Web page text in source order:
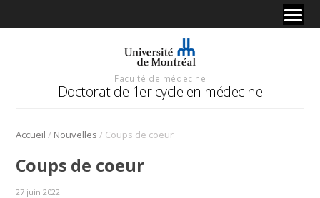
Faculté de médecine
Doctorat de 1er cycle en médecine
Accueil / Nouvelles / Coups de coeur
Coups de coeur
27 juin 2022